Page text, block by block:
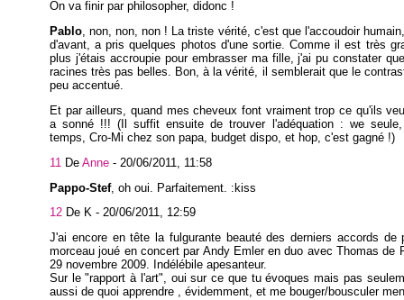
On va finir par philosopher, didonc !
Pablo, non, non, non ! La triste vérité, c'est que l'accoudoir
d'avant, a pris quelques photos d'une sortie. Comme il est très
plus j'étais accroupie pour embrasser ma fille, j'ai pu constater
racines très pas belles. Bon, à la vérité, il semblerait que le
peu accentué.
Et par ailleurs, quand mes cheveux font vraiment trop ce qu'ils
a sonné !!! (Il suffit ensuite de trouver l'adéquation : we
temps, Cro-Mi chez son papa, budget dispo, et hop, c'est gagné !)
11 De Anne - 20/06/2011, 11:58
Pappo-Stef, oh oui. Parfaitement. :kiss
12 De K - 20/06/2011, 12:59
J'ai encore en tête la fulgurante beauté des derniers accords de
morceau joué en concert par Andy Emler en duo avec Thomas de
29 novembre 2009. Indélébile apesanteur.
Sur le "rapport à l'art", oui sur ce que tu évoques mais pas
aussi de quoi apprendre , évidemment, et me bouger/bousculer